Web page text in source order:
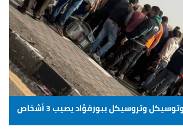
تصادم مروع بين موتوسيكل وتروسيكل ببورفؤاد يصيب 3 أشخاص